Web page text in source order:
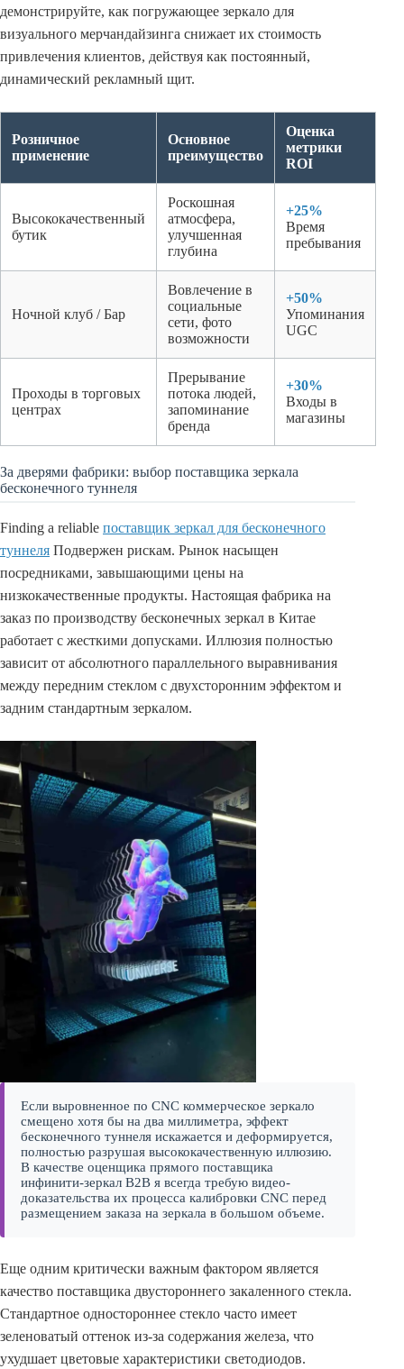
демонстрируйте, как погружающее зеркало для
визуального мерчандайзинга снижает их стоимость
привлечения клиентов, действуя как постоянный,
динамический рекламный щит.
Розничное
применение
Основное
преимущество
Оценка
метрики
ROI
Высококачественный
бутик
Роскошная
атмосфера,
улучшенная
глубина
+25%
Время
пребывания
Ночной клуб / Бар
Вовлечение в
социальные
сети, фото
возможности
+50%
Упоминания
UGC
Проходы в торговых
центрах
Прерывание
потока людей,
запоминание
бренда
+30%
Входы в
магазины
За дверями фабрики: выбор поставщика зеркала
бесконечного туннеля
Finding a reliable поставщик зеркал для бесконечного
туннеля Подвержен рискам. Рынок насыщен
посредниками, завышающими цены на
низкокачественные продукты. Настоящая фабрика на
заказ по производству бесконечных зеркал в Китае
работает с жесткими допусками. Иллюзия полностью
зависит от абсолютного параллельного выравнивания
между передним стеклом с двухсторонним эффектом и
задним стандартным зеркалом.
Если выровненное по CNC коммерческое зеркало
смещено хотя бы на два миллиметра, эффект
бесконечного туннеля искажается и деформируется,
полностью разрушая высококачественную иллюзию.
В качестве оценщика прямого поставщика
инфинити-зеркал B2B я всегда требую видео-
доказательства их процесса калибровки CNC перед
размещением заказа на зеркала в большом объеме.
Еще одним критически важным фактором является
качество поставщика двустороннего закаленного стекла.
Стандартное одностороннее стекло часто имеет
зеленоватый оттенок из-за содержания железа, что
ухудшает цветовые характеристики светодиодов.